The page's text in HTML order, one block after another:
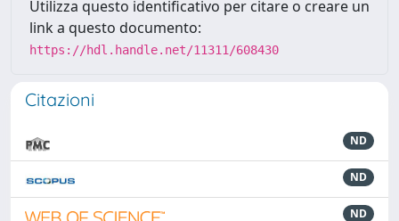
Utilizza questo identificativo per citare o creare un
link a questo documento:
https://hdl.handle.net/11311/608430
Citazioni
ND
ND
ND